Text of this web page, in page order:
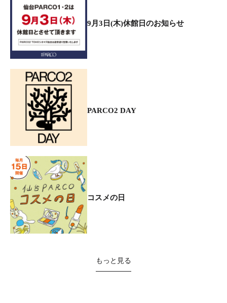
9月3日(木)休館日のお知らせ
PARCO2 DAY
コスメの日
もっと見る